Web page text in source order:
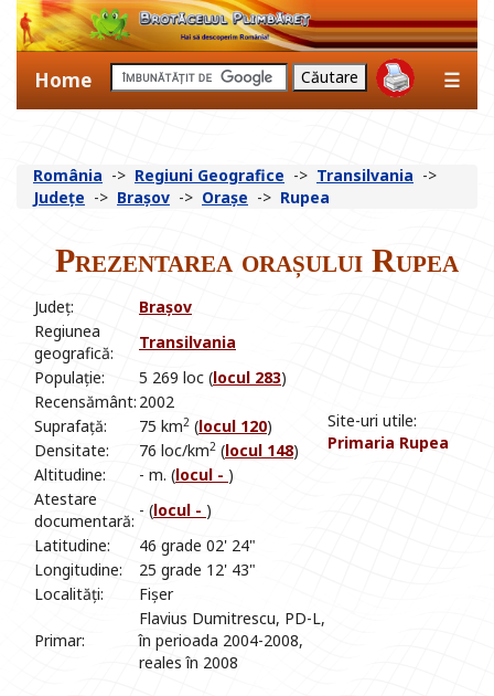
Home ☰
România -> Regiuni Geografice -> Transilvania ->
Județe -> Brașov -> Orașe -> Rupea
Prezentarea orașului Rupea
Județ: Brașov
Site-uri utile:
Primaria Rupea
Regiunea
geografică:
Transilvania
Populație:
5 269 loc (locul 283)
Recensământ: 2002
Suprafață:
75 km2 (locul 120)
Densitate:
76 loc/km2 (locul 148)
Altitudine:
- m. (locul - )
Atestare
documentară:
- (locul - )
Latitudine:
46 grade 02' 24"
Longitudine:
25 grade 12' 43"
Localități:
Fișer
Primar:
Flavius Dumitrescu, PD-L,
în perioada 2004-2008,
reales în 2008